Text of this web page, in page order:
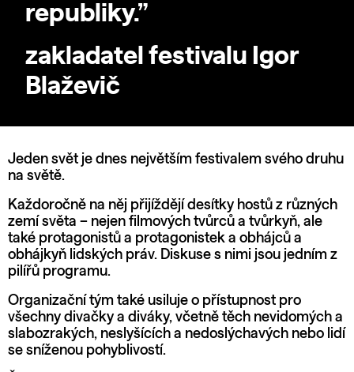
republiky.”
zakladatel festivalu Igor
Blaževič
Jeden svět je dnes největším festivalem svého druhu
na světě.
Každoročně na něj přijíždějí desítky hostů z různých
zemí světa – nejen filmových tvůrců a tvůrkyň, ale
také protagonistů a protagonistek a obhájců a
obhájkyň lidských práv. Diskuse s nimi jsou jedním z
pilířů programu.
Organizační tým také usiluje o přístupnost pro
všechny divačky a diváky, včetně těch nevidomých a
slabozrakých, neslyšících a nedoslýchavých nebo lidí
se sníženou pohyblivostí.